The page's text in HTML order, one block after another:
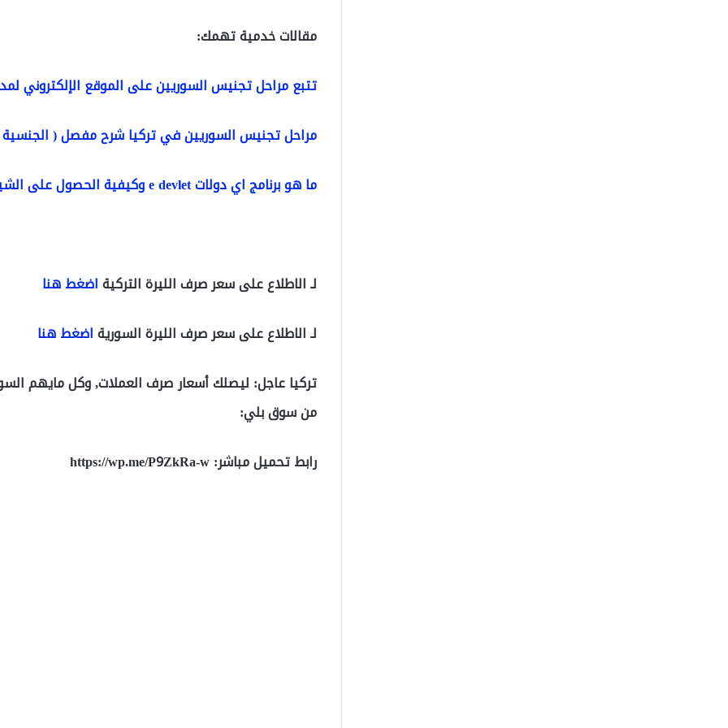
مقالات خدمية تهمك:
تتبع مراحل تجنيس السوريين على الموقع الإلكتروني
مراحل تجنيس السوريين في تركيا شرح مفصل ( الجنسية
ما هو برنامج اي دولات e devlet وكيفية الحصول على الشيفرة
لـ الاطلاع على سعر صرف الليرة التركيةاضغط هنا
لـ الاطلاع على سعر صرف الليرة السوريةاضغط هنا
تركيا عاجل: ليصلك أسعار صرف العملات, وكل مايهم
من سوق بلي:
رابط تحميل مباشر:https://wp.me/P9ZkRa-w